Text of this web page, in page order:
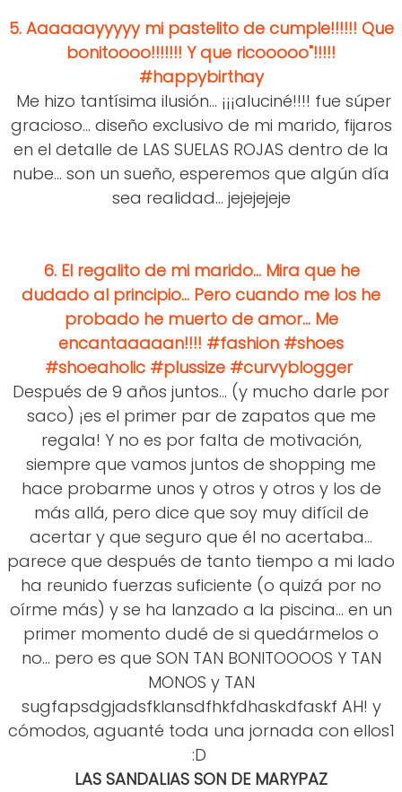
5. Aaaaaayyyyy mi pastelito de cumple!!!!!! Que
bonitoooo!!!!!!! Y que ricooooo"!!!!!
#happybirthay
Me hizo tantísima ilusión... ¡¡¡aluciné!!!! fue súper
gracioso... diseño exclusivo de mi marido, fijaros
en el detalle de LAS SUELAS ROJAS dentro de la
nube... son un sueño, esperemos que algún día
sea realidad... jejejejeje
6. El regalito de mi marido... Mira que he
dudado al principio... Pero cuando me los he
probado he muerto de amor... Me
encantaaaaan!!!! #fashion #shoes
#shoeaholic #plussize #curvyblogger
Después de 9 años juntos... (y mucho darle por
saco) ¡es el primer par de zapatos que me
regala! Y no es por falta de motivación,
siempre que vamos juntos de shopping me
hace probarme unos y otros y otros y los de
más allá, pero dice que soy muy difícil de
acertar y que seguro que él no acertaba...
parece que después de tanto tiempo a mi lado
ha reunido fuerzas suficiente (o quizá por no
oírme más) y se ha lanzado a la piscina... en un
primer momento dudé de si quedármelos o
no... pero es que SON TAN BONITOOOOS Y TAN
MONOS y TAN
sugfapsdgjadsfklansdfhkfdhaskdfaskf AH! y
cómodos, aguanté toda una jornada con ellos1
:D
LAS SANDALIAS SON DE MARYPAZ